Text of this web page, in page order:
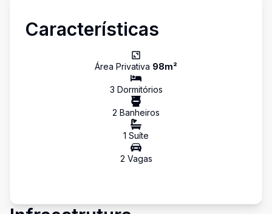
Características
Área Privativa 98m²
3 Dormitórios
2 Banheiros
1 Suíte
2 Vagas